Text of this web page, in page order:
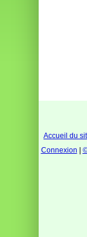
Accueil du
Connexion